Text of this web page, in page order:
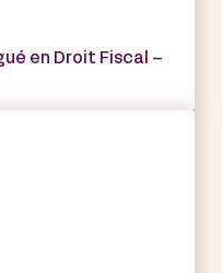
en Droit Fiscal –